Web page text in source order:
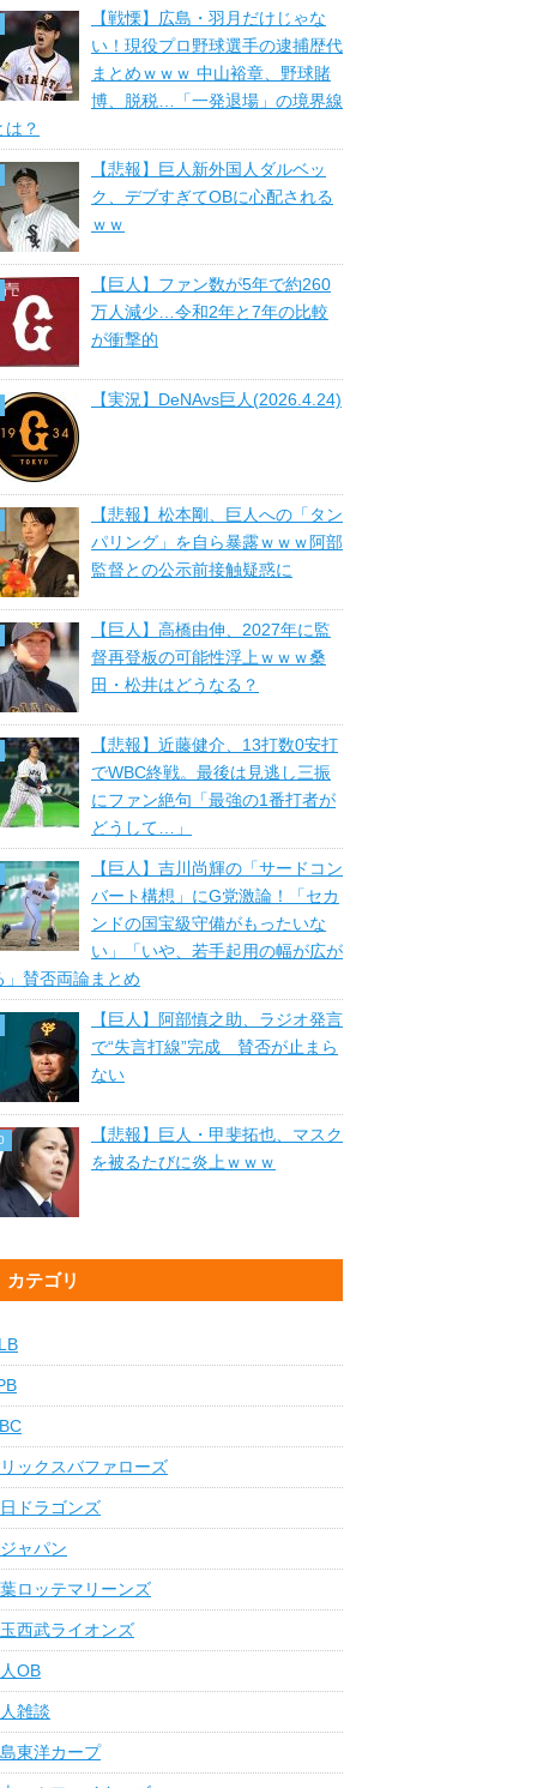
【戦慄】広島・羽月だけじゃな
い！現役プロ野球選手の逮捕歴代
まとめｗｗｗ 中山裕章、野球賭
博、脱税…「一発退場」の境界線
は？
【悲報】巨人新外国人ダルベッ
ク、デブすぎてOBに心配される
ｗｗ
【巨人】ファン数が5年で約260
万人減少…令和2年と7年の比較
が衝撃的
【実況】DeNAvs巨人(2026.4.24)
【悲報】松本剛、巨人への「タン
パリング」を自ら暴露ｗｗｗ阿部
監督との公示前接触疑惑に
【巨人】高橋由伸、2027年に監
督再登板の可能性浮上ｗｗｗ桑
田・松井はどうなる？
【悲報】近藤健介、13打数0安打
でWBC終戦。最後は見逃し三振
にファン絶句「最強の1番打者が
どうして…」
【巨人】吉川尚輝の「サードコン
バート構想」にG党激論！「セカ
ンドの国宝級守備がもったいな
い」「いや、若手起用の幅が広が
」賛否両論まとめ
【巨人】阿部慎之助、ラジオ発言
で“失言打線”完成 賛否が止まら
ない
【悲報】巨人・甲斐拓也、マスク
を被るたびに炎上ｗｗｗ
カテゴリ
ックスバファローズ
ドラゴンズ
ャパン
ロッテマリーンズ
西武ライオンズ
OB
雑談
東洋カープ